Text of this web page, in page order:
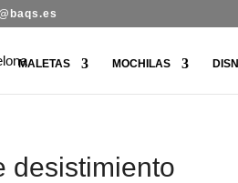
MALETAS MOCHILAS
desistimiento